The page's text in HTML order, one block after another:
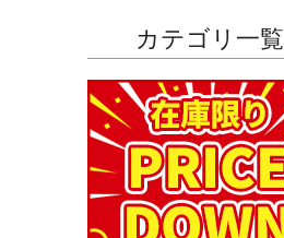
カテゴリ一覧